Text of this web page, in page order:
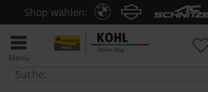
Shop wählen:
Menü
Austauschfedern